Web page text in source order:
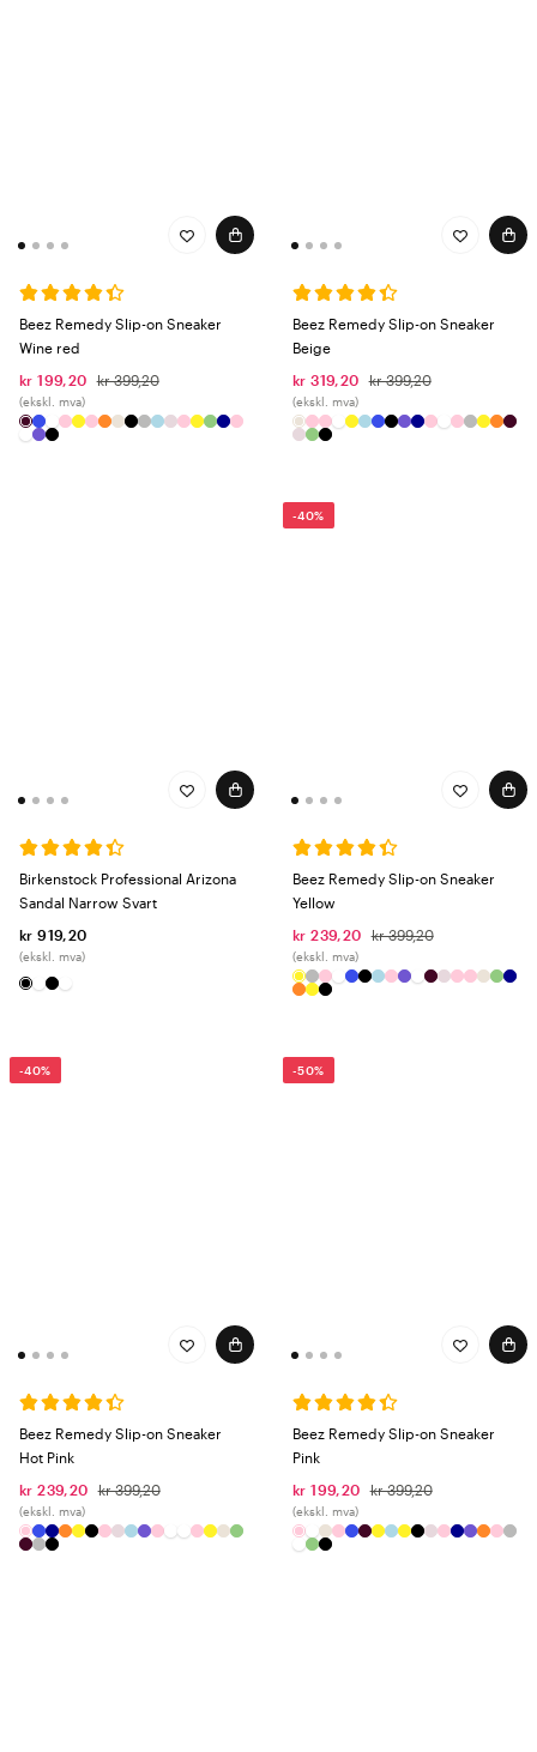
Beez Remedy Slip-on Sneaker
Wine red
kr 199,20
kr 399,20
(ekskl. mva)
Beez Remedy Slip-on Sneaker
Beige
kr 319,20
kr 399,20
(ekskl. mva)
Birkenstock Professional Arizona
Sandal Narrow Svart
kr 919,20
(ekskl. mva)
-40%
Beez Remedy Slip-on Sneaker
Yellow
kr 239,20
kr 399,20
(ekskl. mva)
-40%
Beez Remedy Slip-on Sneaker
Hot Pink
kr 239,20
kr 399,20
(ekskl. mva)
-50%
Beez Remedy Slip-on Sneaker
Pink
kr 199,20
kr 399,20
(ekskl. mva)